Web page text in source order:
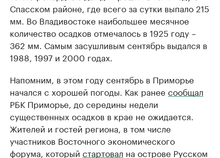
Спасском районе, где всего за сутки выпало 215
мм. Во Владивостоке наибольшее месячное
количество осадков отмечалось в 1925 году –
362 мм. Самым засушливым сентябрь выдался в
1988, 1997 и 2000 годах.
Напомним, в этом году сентябрь в Приморье
начался с хорошей погоды. Как ранее сообщал
РБК Приморье, до середины недели
существенных осадков в крае не ожидается.
Жителей и гостей региона, в том числе
участников Восточного экономического
форума, который стартовал на острове Русском